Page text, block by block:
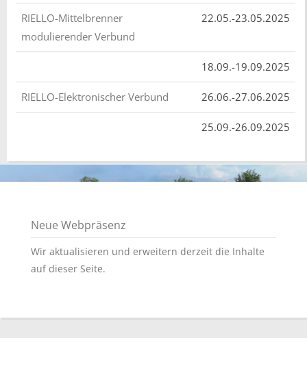
RIELLO-Mittelbrenner
modulierender Verbund
22.05.-23.05.2025
18.09.-19.09.2025
RIELLO-Elektronischer Verbund 26.06.-27.06.2025
25.09.-26.09.2025
Neue Webpräsenz
Wir aktualisieren und erweitern derzeit die Inhalte
auf dieser Seite.